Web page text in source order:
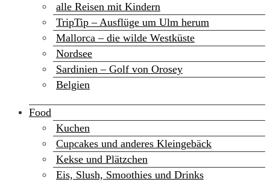
alle Reisen mit Kindern
TripTip – Ausflüge um Ulm herum
Mallorca – die wilde Westküste
Nordsee
Sardinien – Golf von Orosey
Belgien
Food
Kuchen
Cupcakes und anderes Kleingebäck
Kekse und Plätzchen
Eis, Slush, Smoothies und Drinks